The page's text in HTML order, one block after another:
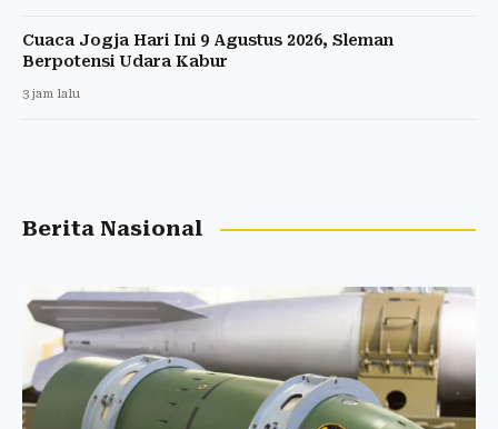
Cuaca Jogja Hari Ini 9 Agustus 2026, Sleman
Berpotensi Udara Kabur
3 jam lalu
Berita Nasional